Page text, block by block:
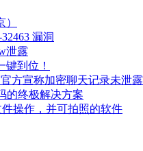
漏洞
泄露
到位！
方宣称加密聊天记录未泄露
的终极解决方案
操作，并可拍照的软件